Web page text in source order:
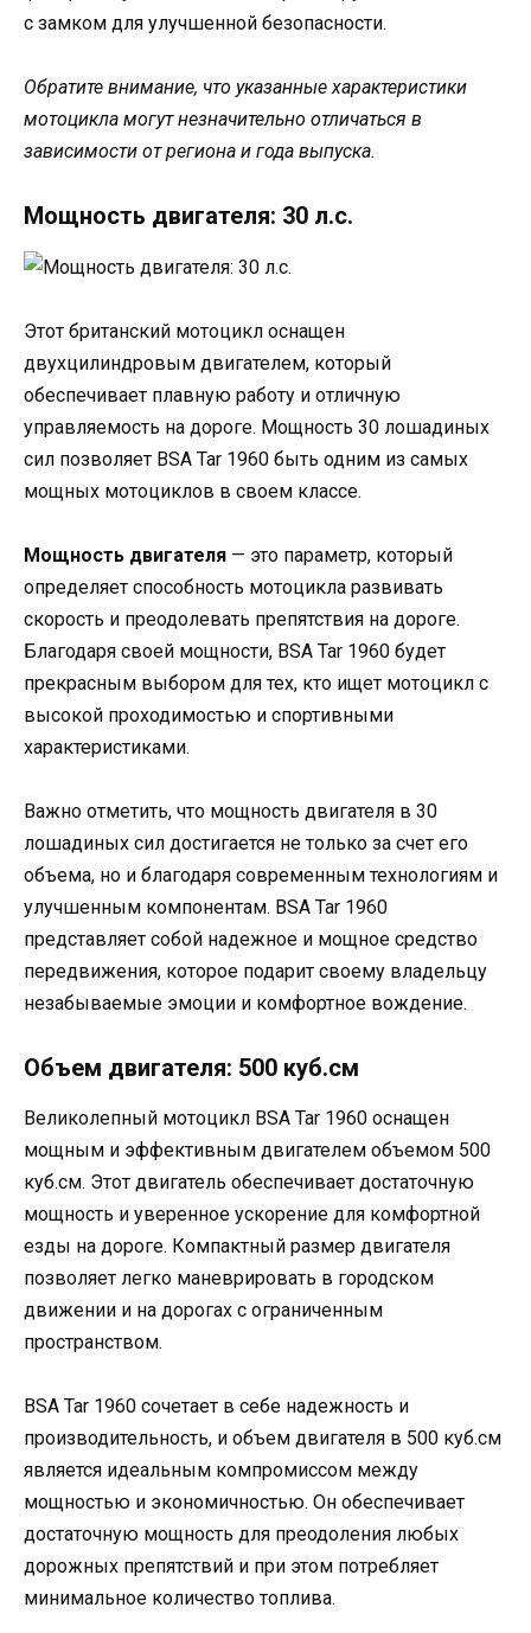
с замком для улучшенной безопасности.
Обратите внимание, что указанные характеристики
мотоцикла могут незначительно отличаться в
зависимости от региона и года выпуска.
Мощность двигателя: 30 л.с.
Этот британский мотоцикл оснащен
двухцилиндровым двигателем, который
обеспечивает плавную работу и отличную
управляемость на дороге. Мощность 30 лошадиных
сил позволяет BSA Tar 1960 быть одним из самых
мощных мотоциклов в своем классе.
Мощность двигателя — это параметр, который
определяет способность мотоцикла развивать
скорость и преодолевать препятствия на дороге.
Благодаря своей мощности, BSA Tar 1960 будет
прекрасным выбором для тех, кто ищет мотоцикл с
высокой проходимостью и спортивными
характеристиками.
Важно отметить, что мощность двигателя в 30
лошадиных сил достигается не только за счет его
объема, но и благодаря современным технологиям и
улучшенным компонентам. BSA Tar 1960
представляет собой надежное и мощное средство
передвижения, которое подарит своему владельцу
незабываемые эмоции и комфортное вождение.
Объем двигателя: 500 куб.см
Великолепный мотоцикл BSA Tar 1960 оснащен
мощным и эффективным двигателем объемом 500
куб.см. Этот двигатель обеспечивает достаточную
мощность и уверенное ускорение для комфортной
езды на дороге. Компактный размер двигателя
позволяет легко маневрировать в городском
движении и на дорогах с ограниченным
пространством.
BSA Tar 1960 сочетает в себе надежность и
производительность, и объем двигателя в 500 куб.см
является идеальным компромиссом между
мощностью и экономичностью. Он обеспечивает
достаточную мощность для преодоления любых
дорожных препятствий и при этом потребляет
минимальное количество топлива.